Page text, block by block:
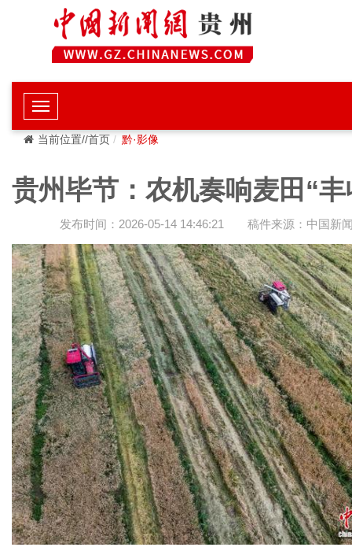
当前位置//首页 黔·影像
贵州毕节：农机奏响麦田“丰
发布时间：2026-05-14 14:46:21 稿件来源：中国新